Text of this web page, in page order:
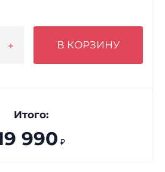
В КОРЗИНУ
Итого:
990 ₽